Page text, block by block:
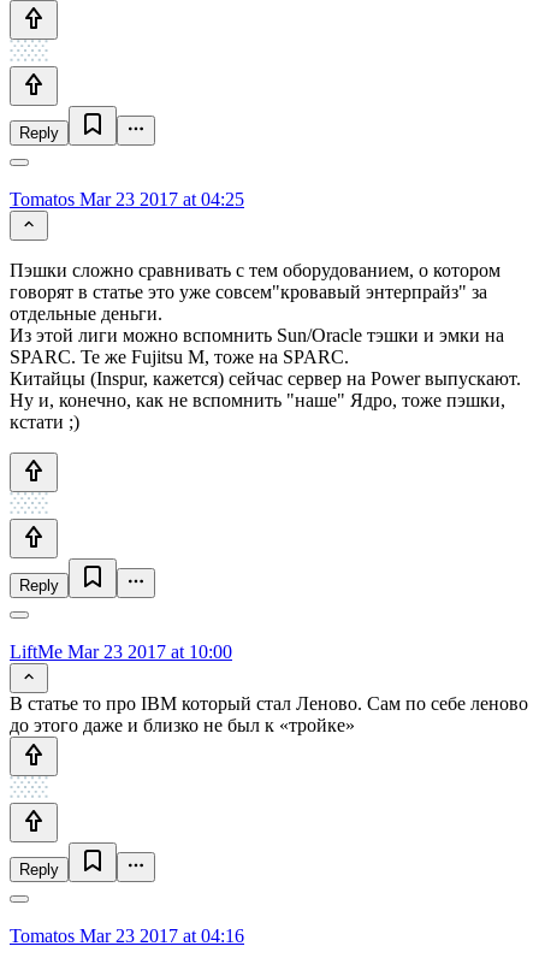
Reply
Tomatos Mar 23 2017 at 04:25
Пэшки сложно сравнивать с тем оборудованием, о котором
говорят в статье это уже совсем"кровавый энтерпрайз" за
отдельные деньги.
Из этой лиги можно вспомнить Sun/Oracle тэшки и эмки на
SPARC. Те же Fujitsu M, тоже на SPARC.
Китайцы (Inspur, кажется) сейчас сервер на Power выпускают.
Ну и, конечно, как не вспомнить "наше" Ядро, тоже пэшки,
кстати ;)
Reply
LiftMe Mar 23 2017 at 10:00
В статье то про IBM который стал Леново. Сам по себе леново
до этого даже и близко не был к «тройке»
Reply
Tomatos Mar 23 2017 at 04:16